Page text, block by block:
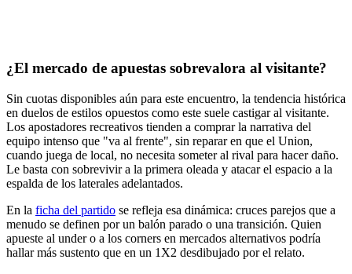
¿El mercado de apuestas sobrevalora al visitante?
Sin cuotas disponibles aún para este encuentro, la tendencia histórica
en duelos de estilos opuestos como este suele castigar al visitante.
Los apostadores recreativos tienden a comprar la narrativa del
equipo intenso que "va al frente", sin reparar en que el Union,
cuando juega de local, no necesita someter al rival para hacer daño.
Le basta con sobrevivir a la primera oleada y atacar el espacio a la
espalda de los laterales adelantados.
En la ficha del partido se refleja esa dinámica: cruces parejos que a
menudo se definen por un balón parado o una transición. Quien
apueste al under o a los corners en mercados alternativos podría
hallar más sustento que en un 1X2 desdibujado por el relato.